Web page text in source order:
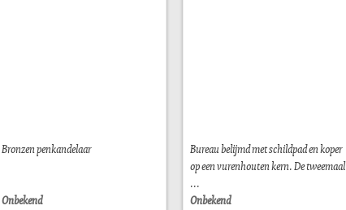
Bronzen penkandelaar
Onbekend
Bureau belijmd met schildpad en koper
op een vurenhouten kern. De tweemaal
...
Onbekend